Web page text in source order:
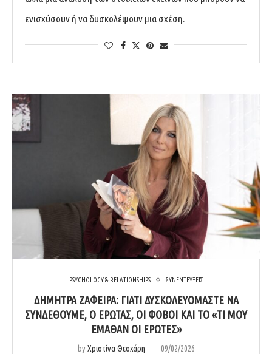
ενισχύσουν ή να δυσκολέψουν μια σχέση.
PSYCHOLOGY & RELATIONSHIPS ΣΥΝΕΝΤΕΥΞΕΙΣ
ΔΉΜΗΤΡΑ ΖΆΦΕΙΡΑ: ΓΙΑΤΊ ΔΥΣΚΟΛΕΥΌΜΑΣΤΕ ΝΑ
ΣΥΝΔΕΘΟΎΜΕ, Ο ΈΡΩΤΑΣ, ΟΙ ΦΌΒΟΙ ΚΑΙ ΤΟ «ΤΙ ΜΟΥ
ΈΜΑΘΑΝ ΟΙ ΈΡΩΤΕΣ»
byΧριστίνα Θεοχάρη 09/02/2026